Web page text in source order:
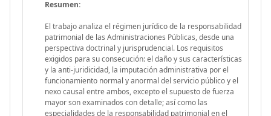
Resumen:
El trabajo analiza el régimen jurídico de la responsabilidad
patrimonial de las Administraciones Públicas, desde una
perspectiva doctrinal y jurisprudencial. Los requisitos
exigidos para su consecución: el daño y sus características
y la anti-juridicidad, la imputación administrativa por el
funcionamiento normal y anormal del servicio público y el
nexo causal entre ambos, excepto el supuesto de fuerza
mayor son examinados con detalle; así como las
especialidades de la responsabilidad patrimonial en el